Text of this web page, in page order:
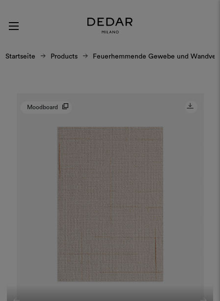
Startseite Products Feuerhemmende Gewebe und
Moodboard